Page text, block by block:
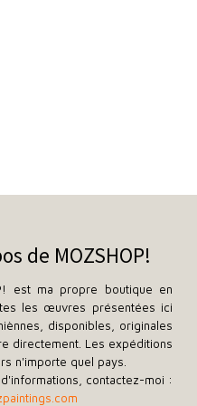
de MOZSHOP!
est ma propre boutique en
les œuvres présentées ici
disponibles, originales
directement. Les expéditions
n'importe quel pays.
contactez-moi :